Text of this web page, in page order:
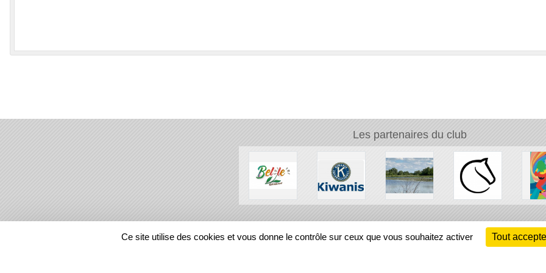
Les partenaires du club
REGIONS
Ce site utilise des cookies et vous donne le contrôle sur ceux que vous souhaitez activer Tout